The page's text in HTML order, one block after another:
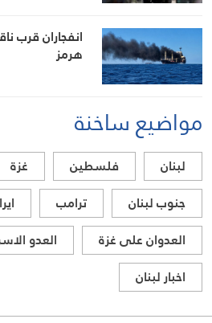
انفجاران قرب
هرمز
مواضيع ساخنة
لبنان فلسطين غزة
جنوب لبنان
ترامب
العدوان على غزة
العدو
اخبار لبنان